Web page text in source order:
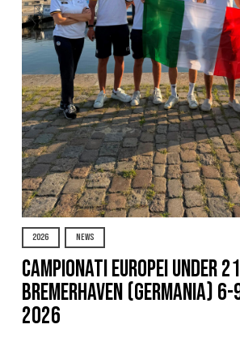
2026 NEWS
Campionati Europei Under
Bremerhaven (Germania)
2026